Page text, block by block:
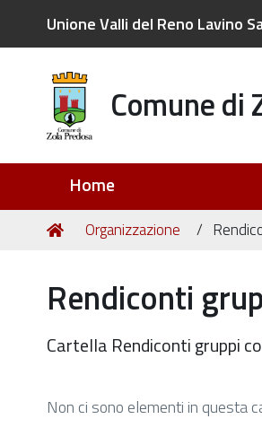
Unione Valli del Reno Lavino
Comune di
Home
Tu
Home
Organizzazione
Rendiconti
Cartella Rendiconti gruppi
Non ci sono elementi in questa